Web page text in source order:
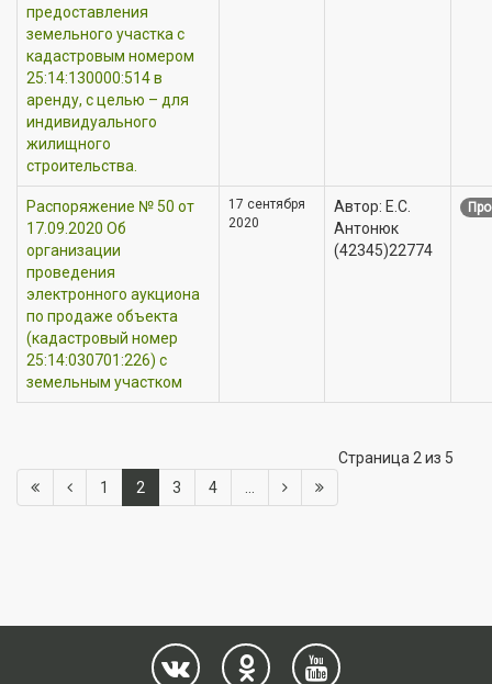
предоставления
земельного участка c
кадастровым номером
25:14:130000:514 в
аренду, с целью – для
индивидуального
жилищного
строительства.
Распоряжение № 50 от
17.09.2020 Об
организации
проведения
электронного аукциона
по продаже объекта
(кадастровый номер
25:14:030701:226) с
земельным участком
17 сентября
2020
Автор: Е.С.
Антонюк
(42345)22774
Страница 2 из 5
1
2 3 4